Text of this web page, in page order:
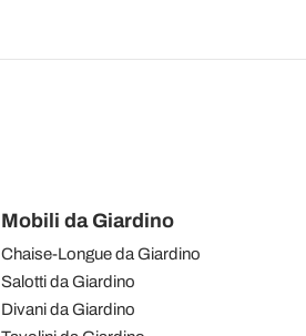
Mobili da Giardino
Chaise-Longue da Giardino
Salotti da Giardino
Divani da Giardino